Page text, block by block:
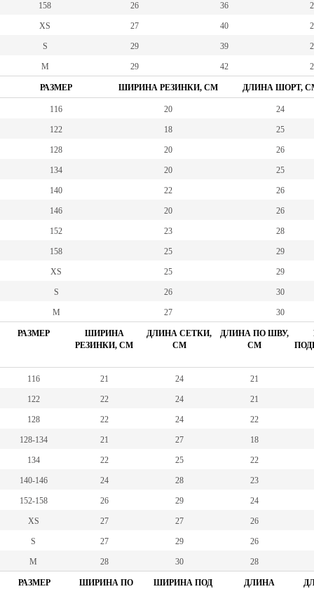
158 26 36
XS 27 40
S 29 39
M 29 42
РАЗМЕР ШИРИНА РЕЗИНКИ, СМ ДЛИНА ШОРТ,
116 20 24
122 18 25
128 20 26
134 20 25
140 22 26
146 20 26
152 23 28
158 25 29
XS 25 29
S 26 30
M 27 30
РАЗМЕР
ШИРИНА
РЕЗИНКИ, СМ
ДЛИНА СЕТКИ,
СМ
ДЛИНА ПО ШВУ,
СМ
116 21 24 21
122 22 24 21
128 22 24 22
128-134 21 27 18
134 22 25 22
140-146 24 28 23
152-158 26 29 24
XS 27 27 26
S 27 29 26
M 28 30 28
РАЗМЕР
ШИРИНА ПО
ШИРИНА ПОД
ДЛИНА